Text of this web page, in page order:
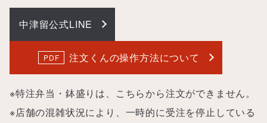
中津留公式LINE
注文くんの操作方法について
※特注弁当・鉢盛りは、こちらから注文ができません。
※店舗の混雑状況により、一時的に受注を停止している